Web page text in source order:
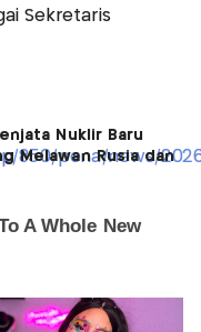
Sekretaris
Nuklir Baru
Melawan Rusia dan